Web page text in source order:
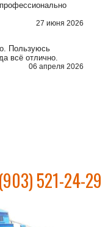
27 июня 2026
Пользуюсь
всё отлично.
06 апреля 2026
521-24-29